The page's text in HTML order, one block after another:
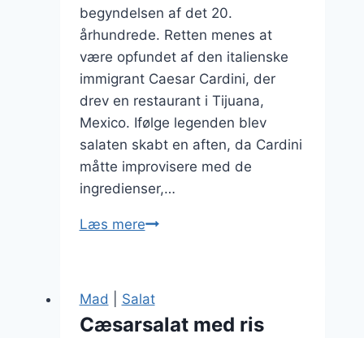
begyndelsen af det 20.
århundrede. Retten menes at
være opfundet af den italienske
immigrant Caesar Cardini, der
drev en restaurant i Tijuana,
Mexico. Ifølge legenden blev
salaten skabt en aften, da Cardini
måtte improvisere med de
ingredienser,…
Læs mereCæsarsalat
oliven
Mad Salat
Cæsarsalat med ris